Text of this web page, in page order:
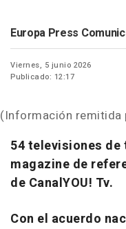
Europa Press
Viernes, 5 junio 2026
Publicado: 12:17
(Información remitida
54 televisiones de
magazine de
de CanalYOU! Tv.
Con el acuerdo